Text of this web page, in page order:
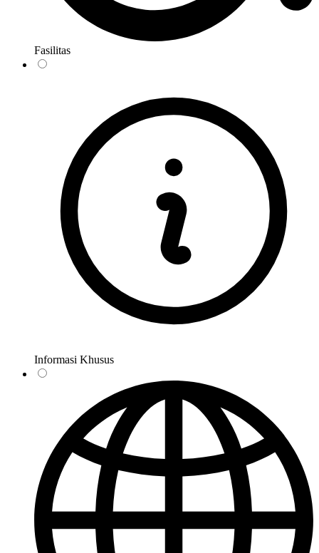
Fasilitas
Informasi Khusus